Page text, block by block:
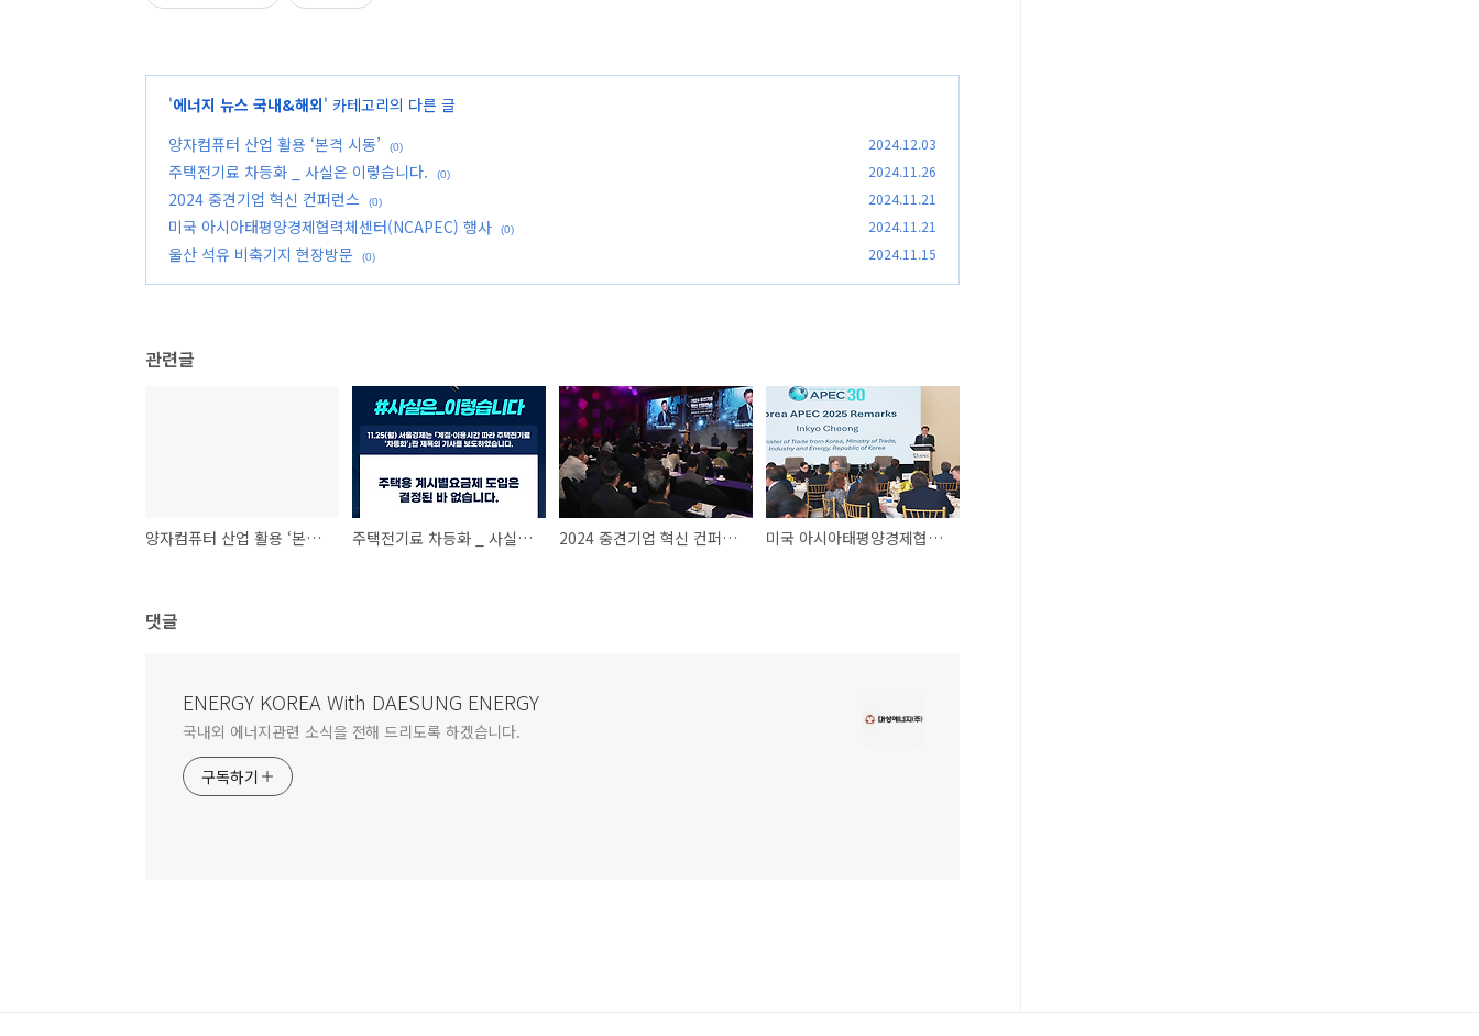
'에너지 뉴스 국내&해외' 카테고리의 다른 글
양자컴퓨터 산업 활용 ‘본격 시동’
(0) 2024.12.03
주택전기료 차등화 _ 사실은 이렇습니다. (0) 2024.11.26
2024 중견기업 혁신 컨퍼런스 (0) 2024.11.21
미국 아시아태평양경제협력체센터(NCAPEC) 행사 (0) 2024.11.21
울산 석유 비축기지 현장방문 (0) 2024.11.15
관련글
양자컴퓨터 산업 활용 ‘본격 시동’ 주택전기료 차등화 _ 사실은 이렇습니다. 2024 중견기업 혁신 컨퍼런스 미국 아시아태평양경제협력체센터(NCAPEC) 행사
댓글
ENERGY KOREA With DAESUNG ENERGY
국내외 에너지관련 소식을 전해 드리도록 하겠습니다.
구독하기